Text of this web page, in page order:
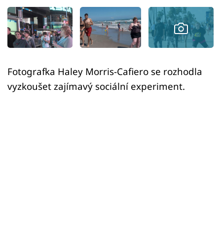
Sledujte nás
Fotografka Haley Morris-Cafiero se rozhodla
vyzkoušet zajímavý sociální experiment.